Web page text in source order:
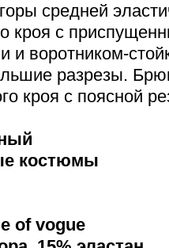
средней
кроя с
и воротником-
разрезы.
кроя с поясной
костюмы
of vogue